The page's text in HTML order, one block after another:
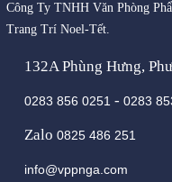
Công Ty TNHH Văn Phòng
Trang Trí Noel-Tết.
132A Phùng Hưng,
0283 856 0251 - 0283
Zalo 0825 486 251
info@vppnga.com